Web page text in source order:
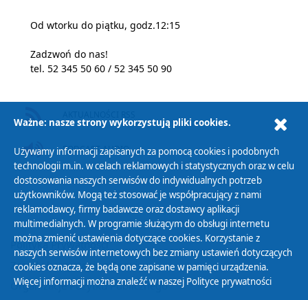
Od wtorku do piątku, godz.12:15
Zadzwoń do nas!
tel. 52 345 50 60 / 52 345 50 90
PODCAST AUDIO
Polityka Prywatności
Zasady korzystania z Serwisu
Organizacje Pożytku Publicznego
Ważne: nasze strony wykorzystują pliki cookies.
Używamy informacji zapisanych za pomocą cookies i podobnych
technologii m.in. w celach reklamowych i statystycznych oraz w celu
dostosowania naszych serwisów do indywidualnych potrzeb
użytkowników. Mogą też stosować je współpracujący z nami
reklamodawcy, firmy badawcze oraz dostawcy aplikacji
multimedialnych. W programie służącym do obsługi internetu
można zmienić ustawienia dotyczące cookies. Korzystanie z
naszych serwisów internetowych bez zmiany ustawień dotyczących
cookies oznacza, że będą one zapisane w pamięci urządzenia.
Więcej informacji można znaleźć w naszej Polityce prywatności